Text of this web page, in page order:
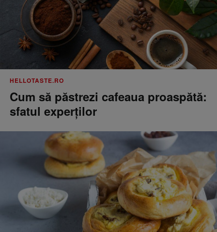
HELLOTASTE.RO
Cum să păstrezi cafeaua proaspătă:
sfatul experților